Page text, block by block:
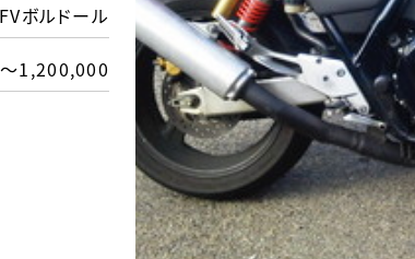
ボルドール
1,200,000